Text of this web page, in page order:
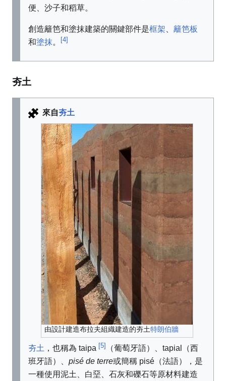
便、沙子和稻草。
創造籬笆和塗抹建築的關鍵部件是框架、 籬笆板
和塗抹。 [4]
夯土
來自夯土
由設計建造布拉夫組織建造的夯土特朗伯牆
夯土 ，也稱為 taipa [5]
（葡萄牙語）、tapial（西
班牙語）、 pisé de terre或簡稱 pisé（法語），是
一種使用泥土、白堊、石灰和礫石等原材料建造